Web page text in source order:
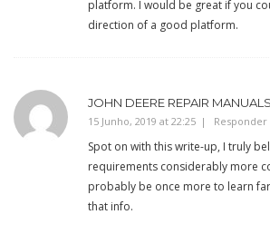
platform. I would be great if you
direction of a good platform.
JOHN DEERE REPAIR MANUALS
15 Junho, 2019 at 22:25 Responder
Spot on with this write-up, I truly
requirements considerably more
probably be once more to learn
that info.